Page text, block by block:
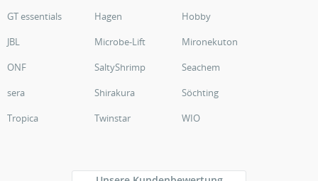
GT essentials
Hagen
Hobby
JBL
Microbe-Lift
Mironekuton
ONF
SaltyShrimp
Seachem
sera
Shirakura
Söchting
Tropica
Twinstar WIO